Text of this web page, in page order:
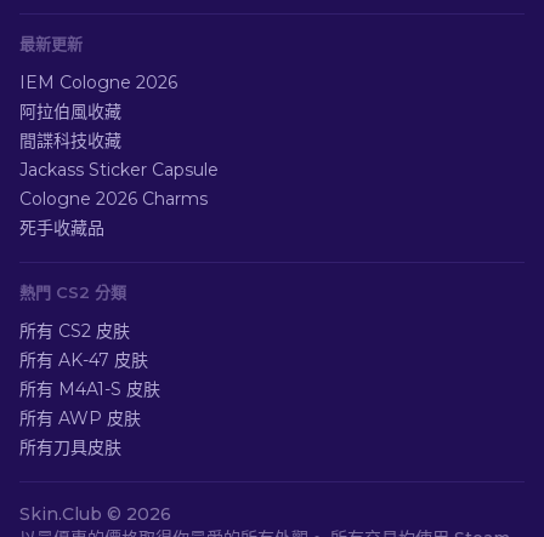
最新更新
IEM Cologne 2026
阿拉伯風收藏
間諜科技收藏
Jackass Sticker Capsule
Cologne 2026 Charms
死手收藏品
熱門 CS2 分類
所有 CS2 皮肤
所有 AK-47 皮肤
所有 M4A1-S 皮肤
所有 AWP 皮肤
所有刀具皮肤
Skin.Club © 2026